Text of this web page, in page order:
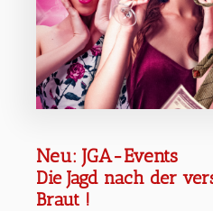
Neu: JGA-Events
Die Jagd nach der
Braut !